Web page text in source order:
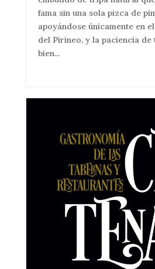
fama sin una sola pizca de
apoyándose únicamente en
del Pirineo, y la paciencia de
bien...